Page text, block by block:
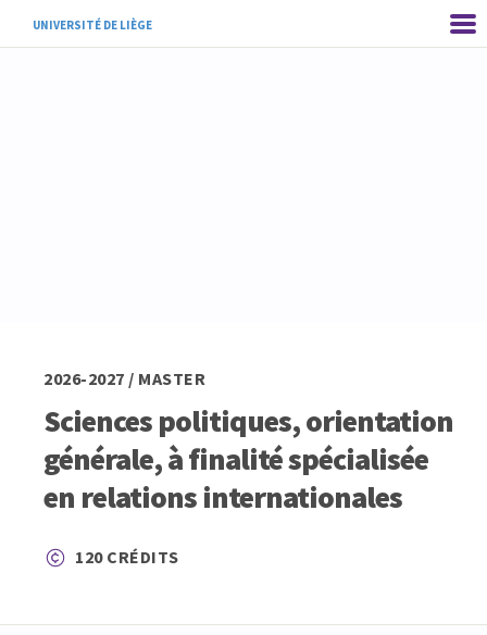
UNIVERSITÉ DE LIÈGE
2026-2027 / MASTER
Sciences politiques, orientation
générale, à finalité spécialisée
en relations internationales
120 CRÉDITS